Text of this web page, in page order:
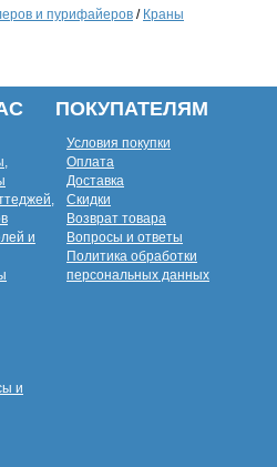
и пурифайеров / Краны
и
и
ПОКУПАТЕЛЯМ
Условия покупки
Оплата
Доставка
Скидки
Возврат товара
Вопросы и ответы
Политика обработки
персональных данных